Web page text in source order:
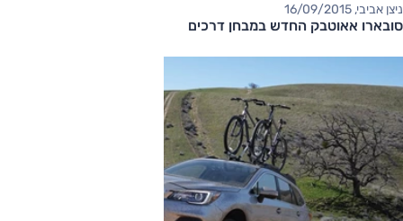
ניצן אביבי, 16/09/2015
סובארו אאוטבק החדש במבחן דרכים